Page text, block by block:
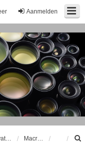
Aanmelden